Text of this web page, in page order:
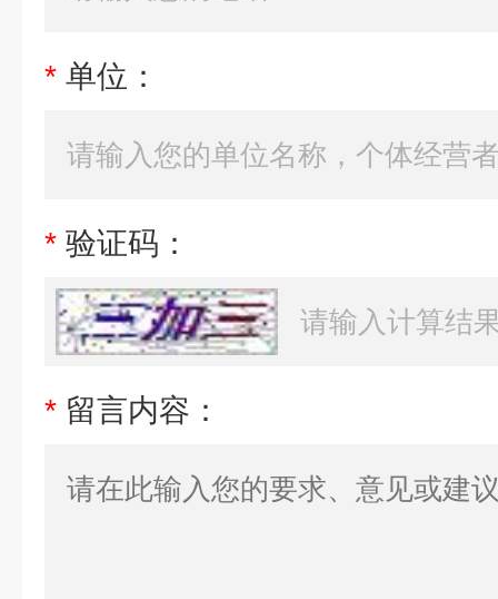
* 单位：
* 验证码：
* 留言内容：